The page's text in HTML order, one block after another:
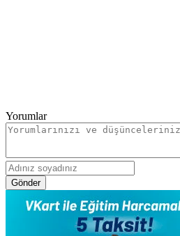
Yorumlar
Gönder